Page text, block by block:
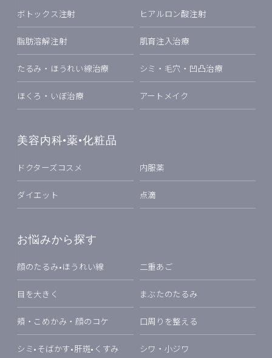
ボトックス注射 ヒアルロン酸注射
脂肪溶解注射 肌育注入治療
たるみ・ほうれい線治療 シミ・毛穴・凹凸治療
ほくろ・いぼ治療 アートメイク
美容内科•薬•化粧品
ドクターズコスメ 内服薬
ダイエット 点滴
お悩みから探す
顔のたるみ•ほうれい線 二重あご
目を大きく まぶたのたるみ
頬・こめかみ・顔のコケ 口周りを整える
シミ•そばかす•肝斑•くすみ シワ・小ジワ